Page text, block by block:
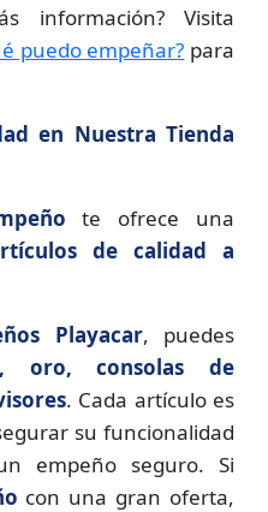
información? Visita
puedo empeñar? para
en Nuestra Tienda
te ofrece una
de calidad a
Playacar, puedes
oro, consolas de
. Cada artículo es
su funcionalidad
empeño seguro. Si
con una gran oferta,